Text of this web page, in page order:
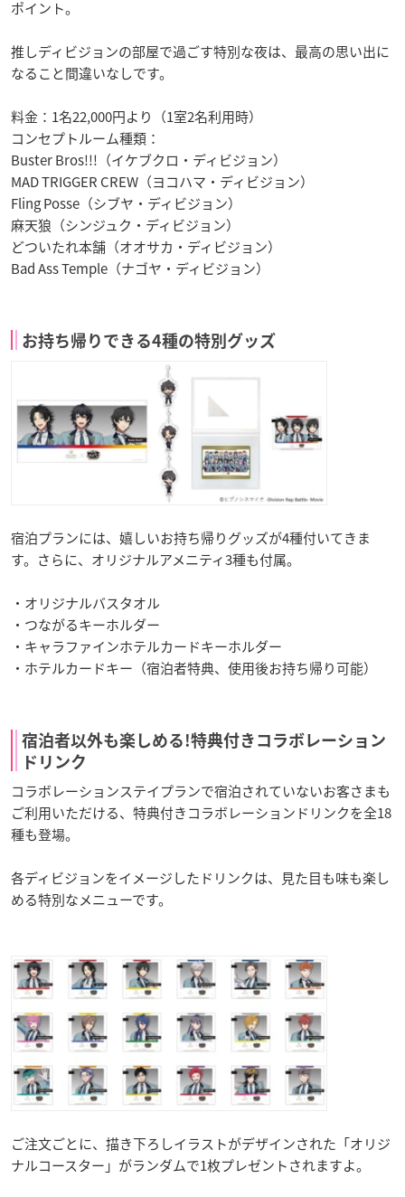
ポイント。
推しディビジョンの部屋で過ごす特別な夜は、最高の思い出に
なること間違いなしです。
料金：1名22,000円より（1室2名利用時）
コンセプトルーム種類：
Buster Bros!!!（イケブクロ・ディビジョン）
MAD TRIGGER CREW（ヨコハマ・ディビジョン）
Fling Posse（シブヤ・ディビジョン）
麻天狼（シンジュク・ディビジョン）
どついたれ本舗（オオサカ・ディビジョン）
Bad Ass Temple（ナゴヤ・ディビジョン）
お持ち帰りできる4種の特別グッズ
宿泊プランには、嬉しいお持ち帰りグッズが4種付いてきま
す。さらに、オリジナルアメニティ3種も付属。
・オリジナルバスタオル
・つながるキーホルダー
・キャラファインホテルカードキーホルダー
・ホテルカードキー（宿泊者特典、使用後お持ち帰り可能）
宿泊者以外も楽しめる!特典付きコラボレーション
ドリンク
コラボレーションステイプランで宿泊されていないお客さまも
ご利用いただける、特典付きコラボレーションドリンクを全18
種も登場。
各ディビジョンをイメージしたドリンクは、見た目も味も楽し
める特別なメニューです。
ご注文ごとに、描き下ろしイラストがデザインされた「オリジ
ナルコースター」がランダムで1枚プレゼントされますよ。